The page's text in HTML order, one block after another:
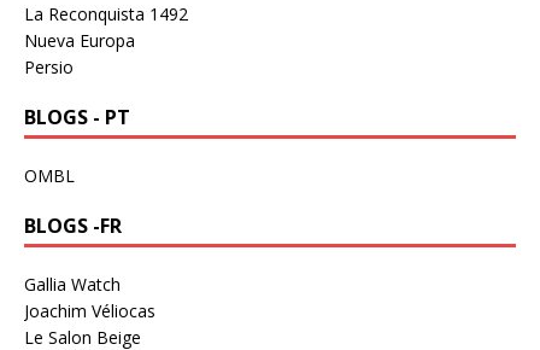
La Reconquista 1492
Nueva Europa
Persio
BLOGS - PT
OMBL
BLOGS -FR
Gallia Watch
Joachim Véliocas
Le Salon Beige